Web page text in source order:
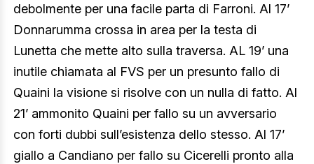
debolmente per una facile parta di Farroni. Al 17’
Donnarumma crossa in area per la testa di
Lunetta che mette alto sulla traversa. AL 19’ una
inutile chiamata al FVS per un presunto fallo di
Quaini la visione si risolve con un nulla di fatto. Al
21’ ammonito Quaini per fallo su un avversario
con forti dubbi sull’esistenza dello stesso. Al 17’
giallo a Candiano per fallo su Cicerelli pronto alla